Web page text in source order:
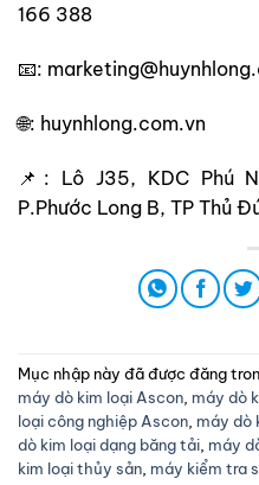
166 388
📧:
🌐: huynhlong.com.vn
📌: Lô J35, KDC Phú
P.Phước Long B, TP Thủ
Mục nhập này đã được đăng
máy dò kim loại Ascon máy dò
loại công nghiệp Ascon máy dò
dò kim loại dạng băng tải máy
kim loại thủy sản máy kiểm tra